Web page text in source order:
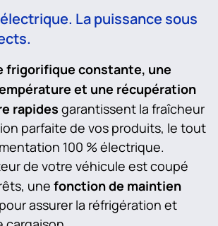
La puissance sous
frigorifique constante, une
et une récupération
rapides garantissent la fraîcheur
parfaite de vos produits, le tout
100 % électrique.
de votre véhicule est coupé
unefonction de maintien
assurer la réfrigération et